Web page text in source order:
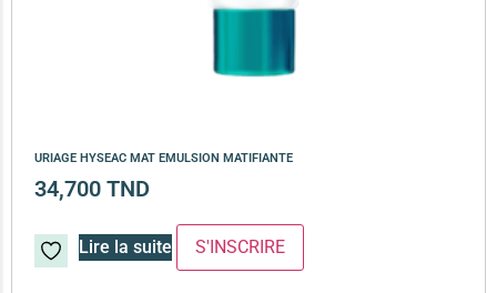
URIAGE HYSEAC MAT EMULSION MATIFIANTE
34,700 TND
Lire la suite